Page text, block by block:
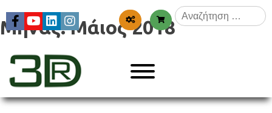
to
content
Αναζήτηση
για:
3dr
Μήνας:Μάιος 2018